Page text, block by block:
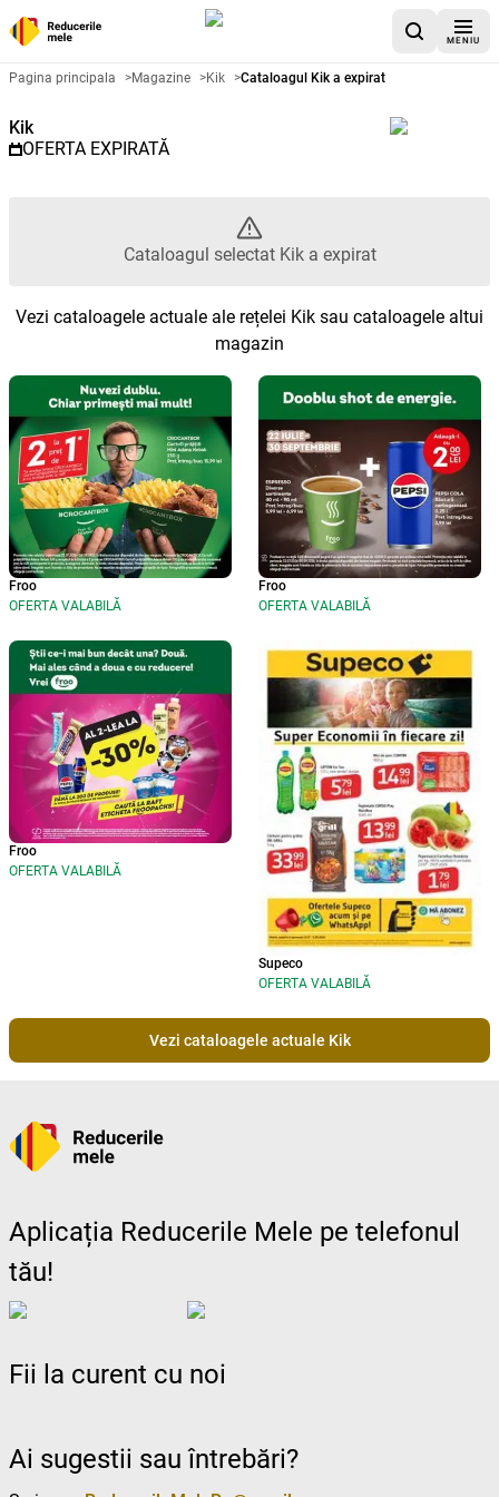
MENIU
Catalog promoțional Kik -
Pagina principala >Magazine >Kik >Cataloagul Kik a expirat
Kik
OFERTA EXPIRATĂ
Cataloagul selectat Kik a expirat
Vezi cataloagele actuale ale rețelei Kik sau cataloagele altui
magazin
Froo
OFERTA VALABILĂ
Froo
OFERTA VALABILĂ
Froo
OFERTA VALABILĂ
Supeco
OFERTA VALABILĂ
Vezi cataloagele actuale Kik
Aplicația Reducerile Mele pe telefonul
tău!
Fii la curent cu noi
Ai sugestii sau întrebări?